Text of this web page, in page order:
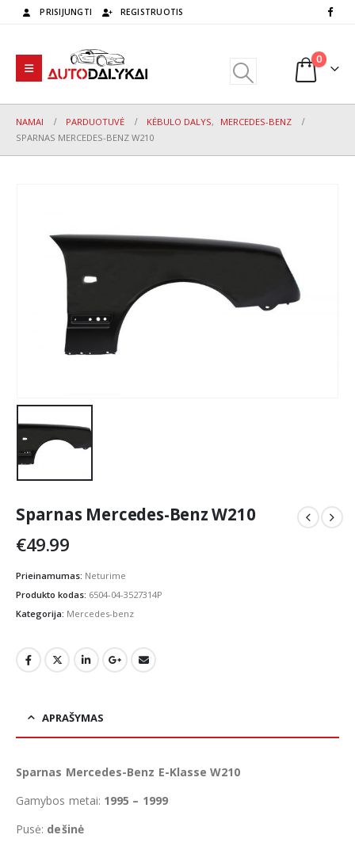
PRISIJUNGTI REGISTRUOTIS
0
NAMAI PARDUOTUVĖ KĖBULO DALYS,
MERCEDES-BENZ
SPARNAS MERCEDES-BENZ W210
Sparnas Mercedes-Benz W210
€49.99
Prieinamumas: Neturime
Produkto kodas: 6504-04-3527314P
Kategorija: Mercedes-benz
APRAŠYMAS
Sparnas Mercedes-Benz E-Klasse W210
Gamybos metai: 1995 – 1999
Pusė: dešinė